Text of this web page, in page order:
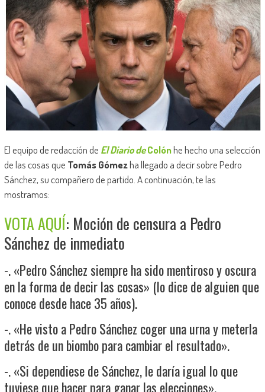
El equipo de redacción de El Diario deColónhe hecho una selección
de las cosas que Tomás Gómezha llegado a decir sobre Pedro
Sánchez, su compañero de partido. A continuación, te las
mostramos:
VOTA AQUÍ: Moción de censura a Pedro
Sánchez de inmediato
-. «Pedro Sánchez siempre ha sido mentiroso y oscura
en la forma de decir las cosas» (lo dice de alguien que
conoce desde hace 35 años).
-. «He visto a Pedro Sánchez coger una urna y meterla
detrás de un biombo para cambiar el resultado».
-. «Si dependiese de Sánchez, le daría igual lo que
tuviese que hacer para ganar las elecciones».